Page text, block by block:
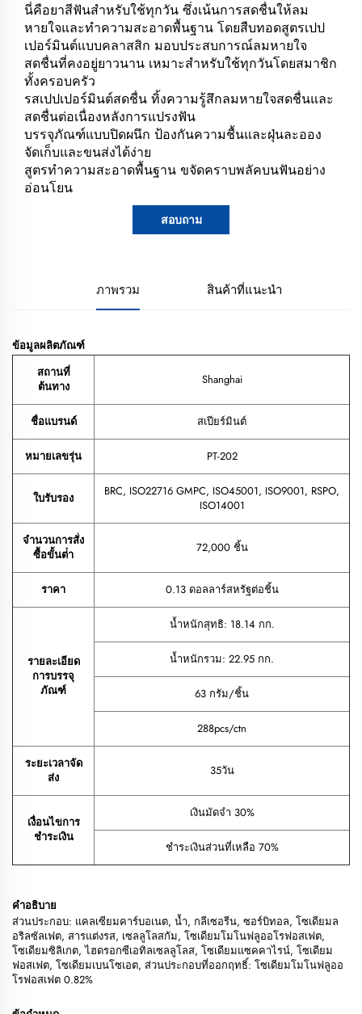
นี่คือยาสีฟันสำหรับใช้ทุกวัน ซึ่งเน้นการสดชื่นให้ลม
หายใจและทำความสะอาดพื้นฐาน โดยสืบทอดสูตรเปป
เปอร์มินต์แบบคลาสสิก มอบประสบการณ์ลมหายใจ
สดชื่นที่คงอยู่ยาวนาน เหมาะสำหรับใช้ทุกวันโดยสมาชิก
ทั้งครอบครัว
รสเปปเปอร์มินต์สดชื่น ทิ้งความรู้สึกลมหายใจสดชื่นและ
สดชื่นต่อเนื่องหลังการแปรงฟัน
บรรจุภัณฑ์แบบปิดผนึก ป้องกันความชื้นและฝุ่นละออง
จัดเก็บและขนส่งได้ง่าย
สูตรทำความสะอาดพื้นฐาน ขจัดคราบพลัคบนฟันอย่าง
อ่อนโยน
สอบถาม
ภาพรวม สินค้าที่แนะนำ
ข้อมูลผลิตภัณฑ์
สถานที่
ต้นทาง
Shanghai
ชื่อแบรนด์ สเปียร์มินต์
หมายเลขรุ่น PT-202
ใบรับรอง
BRC, ISO22716 GMPC, ISO45001, ISO9001, RSPO,
ISO14001
จํานวนการสั่ง
ซื้อขั้นต่ํา
72,000 ชิ้น
ราคา 0.13 ดอลลาร์สหรัฐต่อชิ้น
รายละเอียด
การบรรจุ
ภัณฑ์
น้ำหนักสุทธิ: 18.14 กก.
น้ำหนักรวม: 22.95 กก.
63 กรัม/ชิ้น
288pcs/ctn
ระยะเวลาจัด
ส่ง
35วัน
เงื่อนไขการ
ชำระเงิน
เงินมัดจำ 30%
ชำระเงินส่วนที่เหลือ 70%
คำอธิบาย
ส่วนประกอบ: แคลเซียมคาร์บอเนต, น้ำ, กลีเซอรีน, ซอร์บิทอล, โซเดียมล
อริลซัลเฟต, สารแต่งรส, เซลลูโลสกัม, โซเดียมโมโนฟลูออโรฟอสเฟต,
โซเดียมซิลิเกต, ไฮดรอกซีเอทิลเซลลูโลส, โซเดียมแซคคาไรน์, โซเดียม
ฟอสเฟต, โซเดียมเบนโซเอต, ส่วนประกอบที่ออกฤทธิ์: โซเดียมโมโนฟลูออ
โรฟอสเฟต 0.82%